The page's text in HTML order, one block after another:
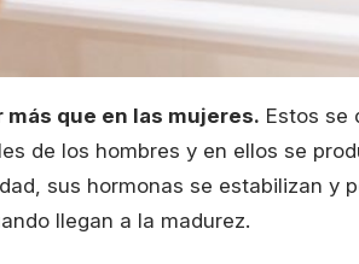
que en las mujeres. Estos se
de los hombres y en ellos se
sus hormonas se estabilizan y
llegan a la madurez.